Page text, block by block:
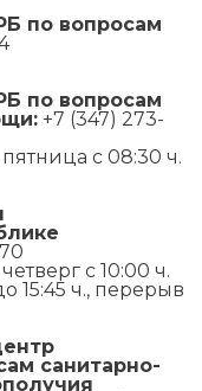
по вопросам
по вопросам
+7 (347) 273-
с 08:30 ч.
с 10:00 ч.
15:45 ч., перерыв
санитарно-